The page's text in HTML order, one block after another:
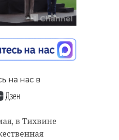
на нас в
в Тихвине